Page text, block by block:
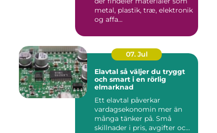
metal, plastik, træ, elektronik
og affa...
07. Jul
Elavtal så väljer du tryggt
och smart i en rörlig
elmarknad
Ett elavtal påverkar
vardagsekonomin mer än
många tänker på. Små
skillnader i pris, avgifter och